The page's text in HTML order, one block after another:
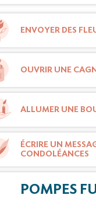
ENVOYER DES
OUVRIR UNE
ALLUMER UNE
ÉCRIRE UN
CONDOLÉANCES
POMPES